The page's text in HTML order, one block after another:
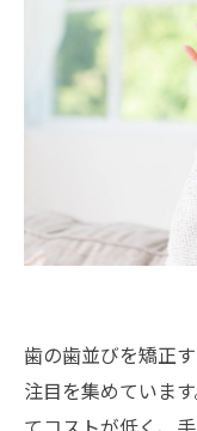
歯の歯並びを矯正
注目を集めていま